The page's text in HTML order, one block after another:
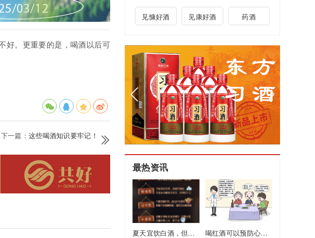
好。更重要的是，喝酒以后可
下一篇： 这些喝酒知识要牢记！
见慷好酒 见康好酒 药酒
最热资讯
夏天宜饮白酒，但有四大注意事项 喝红酒可以预防心血管疾病？